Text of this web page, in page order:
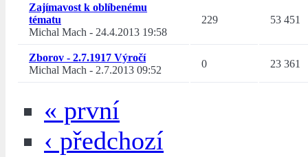
Zajímavost k oblíbenému
tématu
Michal Mach - 24.4.2013 19:58
229 53 451
Zborov - 2.7.1917 Výročí
Michal Mach - 2.7.2013 09:52
0 23 361
« první
‹ předchozí